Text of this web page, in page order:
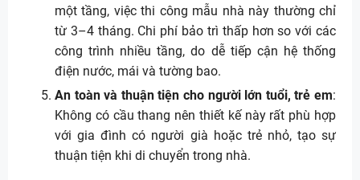
một tầng, việc thi công mẫu nhà này thường chỉ
từ 3–4 tháng. Chi phí bảo trì thấp hơn so với các
công trình nhiều tầng, do dễ tiếp cận hệ thống
điện nước, mái và tường bao.
An toàn và thuận tiện cho người lớn tuổi, trẻ em:
Không có cầu thang nên thiết kế này rất phù hợp
với gia đình có người già hoặc trẻ nhỏ, tạo sự
thuận tiện khi di chuyển trong nhà.